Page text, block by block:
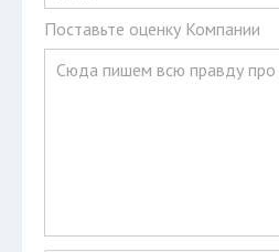
Поставьте оценку Компании